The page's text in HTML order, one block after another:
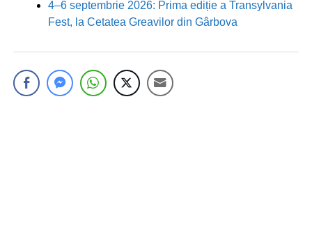
4–6 septembrie 2026: Prima ediție a Transylvania
Fest, la Cetatea Greavilor din Gârbova